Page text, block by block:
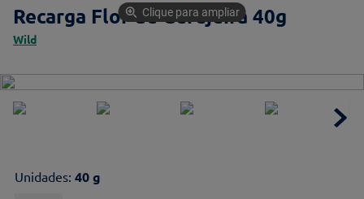
Recarga Flor de Cerejeira 40g
Wild
Clique para ampliar
Unidades: 40 g